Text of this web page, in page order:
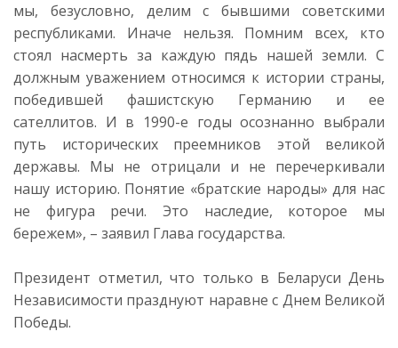
мы, безусловно, делим с бывшими советскими
республиками. Иначе нельзя. Помним всех, кто
стоял насмерть за каждую пядь нашей земли. С
должным уважением относимся к истории страны,
победившей фашистскую Германию и ее
сателлитов. И в 1990-е годы осознанно выбрали
путь исторических преемников этой великой
державы. Мы не отрицали и не перечеркивали
нашу историю. Понятие «братские народы» для нас
не фигура речи. Это наследие, которое мы
бережем», – заявил Глава государства.
Президент отметил, что только в Беларуси День
Независимости празднуют наравне с Днем Великой
Победы.